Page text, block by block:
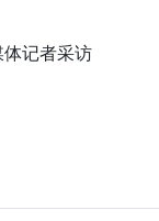
记者采访